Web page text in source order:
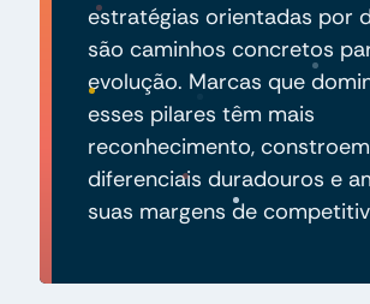
estratégias orientadas por
são caminhos concretos
evolução. Marcas que
esses pilares têm mais
reconhecimento, constroem
diferenciais duradouros e
suas margens de